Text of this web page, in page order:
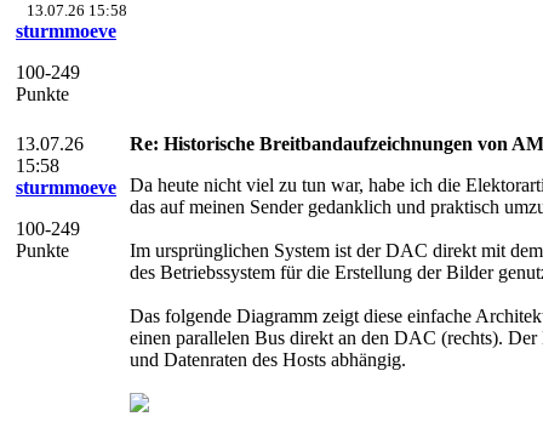
13.07.26 15:58
sturmmoeve
100-249
Punkte
13.07.26
15:58
sturmmoeve
100-249
Punkte
Re: Historische Breitbandaufzeichnungen von
Da heute nicht viel zu tun war, habe ich die
das auf meinen Sender gedanklich und praktisch
Im ursprünglichen System ist der DAC direkt mit
des Betriebssystem für die Erstellung der Bilder
Das folgende Diagramm zeigt diese einfache
einen parallelen Bus direkt an den DAC (rechts).
und Datenraten des Hosts abhängig.